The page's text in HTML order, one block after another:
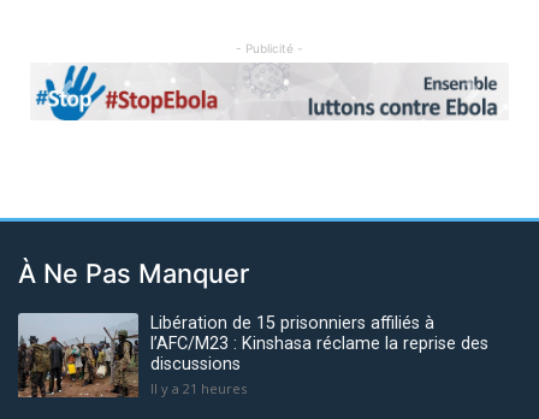
- Publicité -
Previous Next
À Ne Pas Manquer
Libération de 15 prisonniers affiliés à
l’AFC/M23 : Kinshasa réclame la reprise des
discussions
Il y a 21 heures